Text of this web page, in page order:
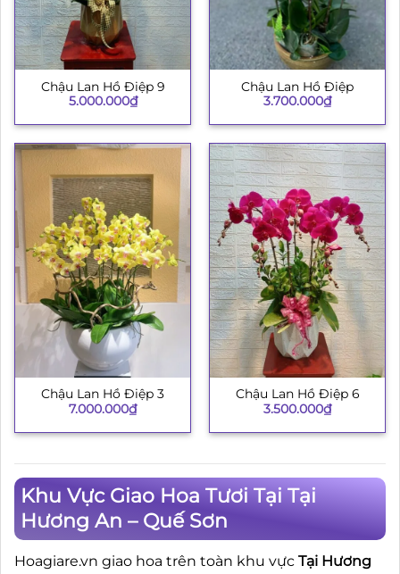
Chậu Lan Hồ Điệp 9
5.000.000₫
Chậu Lan Hồ Điệp
3.700.000₫
Chậu Lan Hồ Điệp 3
7.000.000₫
Chậu Lan Hồ Điệp 6
3.500.000₫
Khu Vực Giao Hoa Tươi Tại Tại
Hương An – Quế Sơn
Hoagiare.vn giao hoa trên toàn khu vực Tại Hương